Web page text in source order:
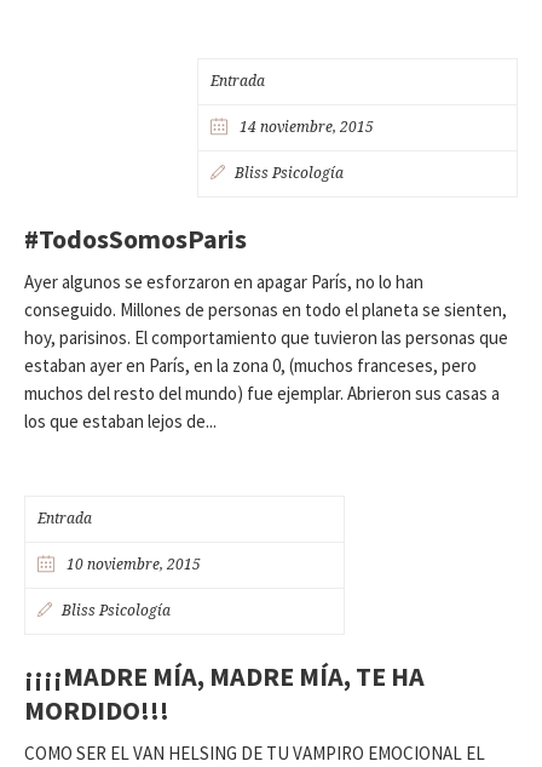
Entrada
14 noviembre, 2015
Bliss Psicología
#TodosSomosParis
Ayer algunos se esforzaron en apagar París, no lo han
conseguido. Millones de personas en todo el planeta se sienten,
hoy, parisinos. El comportamiento que tuvieron las personas que
estaban ayer en París, en la zona 0, (muchos franceses, pero
muchos del resto del mundo) fue ejemplar. Abrieron sus casas a
los que estaban lejos de...
Entrada
10 noviembre, 2015
Bliss Psicología
¡¡¡¡MADRE MÍA, MADRE MÍA, TE HA
MORDIDO!!!
COMO SER EL VAN HELSING DE TU VAMPIRO EMOCIONAL EL